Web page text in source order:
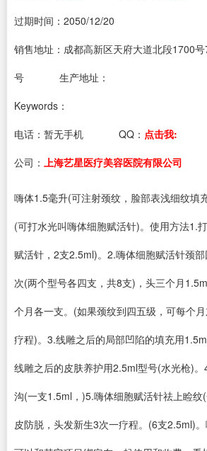
过期时间： 2050/12/20
销售地址：成都高新区天府大道北段1700
号
生产地址：
Keywords：
电话： 暂无手机 QQ： 点击我:
公司： 上海艺星医疗美容医院有限公司
嗨体1.5毫升(可注射颈纹，脸部表浅细纹填
(可打水光叫嗨体细胞赋活针)。使用方法1.
赋活针，2支2.5ml)。2.嗨体细胞赋活针颈
次(两个型号各四支，共8支)，头三个月
个月各一支。(如果颈纹到四五级，可每个
疗程)。3.线雕之后的局部凹陷的填充用
线雕之后的皮肤养护用2.5ml型号(水光枪)
沟(一支1.5ml，)5.嗨体细胞赋活针祛上睑
皮防脱，头发新生3次一疗程。(6支2.5ml)。